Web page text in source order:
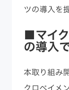
ツの導入を
■マイ
の導入
本取り組み